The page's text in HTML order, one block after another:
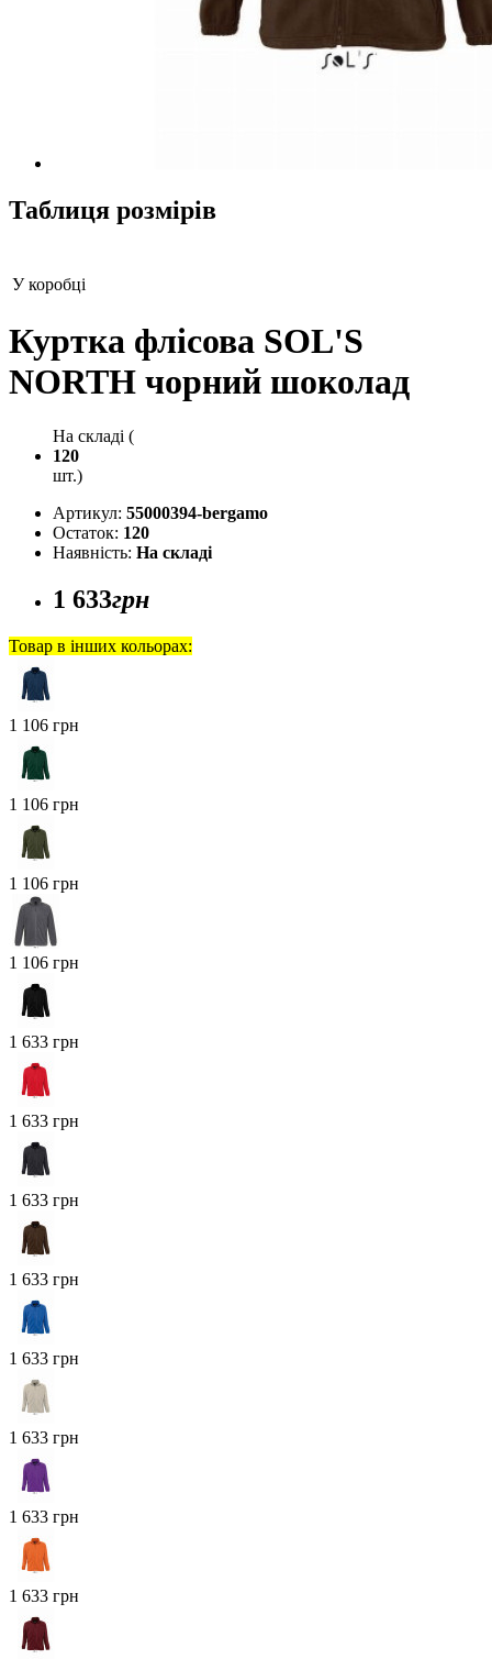
Таблиця розмірів
У коробці
Куртка флісова SOL'S
NORTH чорний шоколад
На складі (
120
шт.)
Артикул: 55000394-bergamo
Остаток: 120
Наявність: На складі
1 633грн
Товар в інших кольорах:
1 106 грн
1 106 грн
1 106 грн
1 106 грн
1 633 грн
1 633 грн
1 633 грн
1 633 грн
1 633 грн
1 633 грн
1 633 грн
1 633 грн